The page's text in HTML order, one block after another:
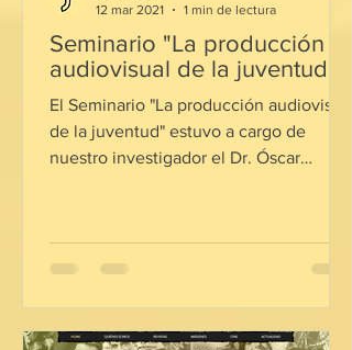
Seminario "La producción
audiovisual de la juventud"
El Seminario "La producción audiovisual
de la juventud" estuvo a cargo de
nuestro investigador el Dr. Óscar
12 mar 2021
1 min de lectura